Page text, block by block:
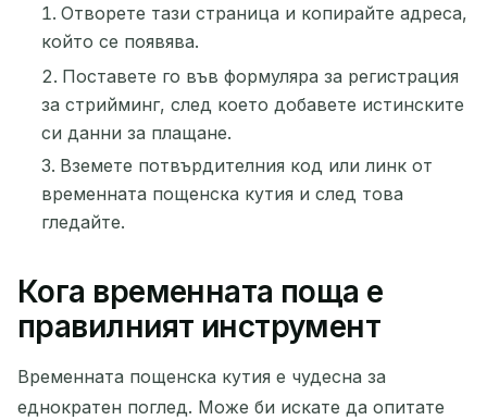
Отворете тази страница и копирайте адреса,
който се появява.
Поставете го във формуляра за регистрация
за стрийминг, след което добавете истинските
си данни за плащане.
Вземете потвърдителния код или линк от
временната пощенска кутия и след това
гледайте.
Кога временната поща е
правилният инструмент
Временната пощенска кутия е чудесна за
еднократен поглед. Може би искате да опитате